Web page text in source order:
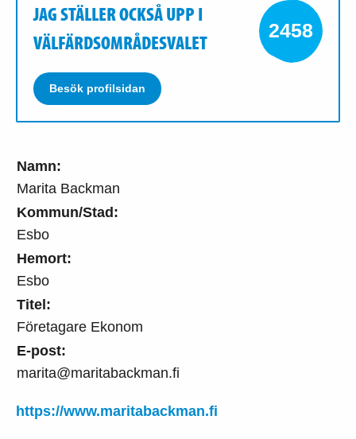
Namn:
Marita Backman
Kommun/Stad:
Esbo
Hemort:
Esbo
Titel:
Företagare Ekonom
E-post:
marita@maritabackman.fi
https://www.maritabackman.fi
JAG STÄLLER OCKSÅ UPP I
VÄLFÄRDSOMRÅDESVALET
Besök profilsidan
2458